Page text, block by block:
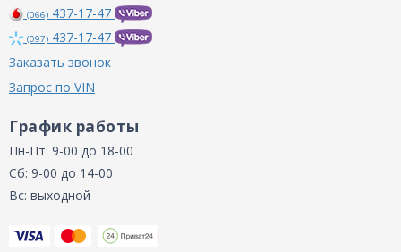
(066) 437-17-47
(097) 437-17-47
Заказать звонок
Запрос по VIN
График работы
Пн-Пт: 9-00 до 18-00
Сб: 9-00 до 14-00
Вс: выходной